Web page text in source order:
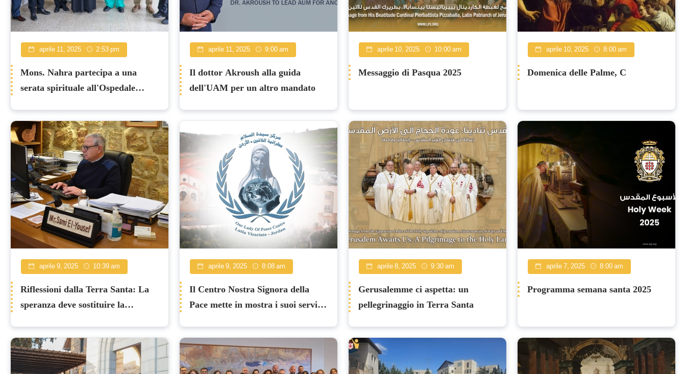
aprile 11, 2025 2:53 pm
Mons. Nahra partecipa a una
serata spirituale all'Ospedale
aprile 11, 2025 9:00 am
Il dottor Akroush alla guida
dell'UAM per un altro mandato
aprile 10, 2025 10:00 am
Messaggio di Pasqua 2025
aprile 10, 2025 8:00 am
Domenica delle Palme, C
aprile 9, 2025 10:39 am
Riflessioni dalla Terra Santa: La
speranza deve sostituire la
aprile 9, 2025 8:08 am
Il Centro Nostra Signora della
Pace mette in mostra i suoi servizi
aprile 8, 2025 9:30 am
Gerusalemme ci aspetta: un
pellegrinaggio in Terra Santa
aprile 7, 2025 8:00 am
Programma semana santa 2025